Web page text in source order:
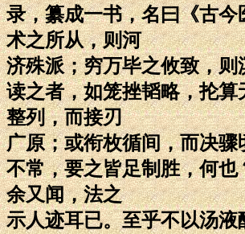
录，纂成一书，名曰《古今
术之所从，则河
济殊派；穷万毕之攸致，则
读之者，如笼挫韬略，抡算
整列，而接刃
广原；或衔枚循间，而决骤
不常，要之皆足制胜，何也
余又闻，法之
示人迹耳已。至乎不以汤液